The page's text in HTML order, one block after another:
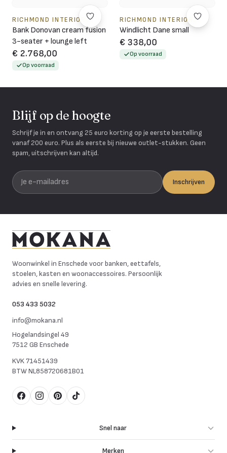
RICHMOND INTERIORS
Bank Donovan cream fusion
3-seater + lounge left
€ 2.768,00
Op voorraad
RICHMOND INTERIORS
Windlicht Dane small
€ 338,00
Op voorraad
Blijf op de hoogte
Schrijf je in en ontvang 25 euro korting op je eerste bestelling
vanaf 200 euro. Plus als eerste bij nieuwe outlet-stukken. Geen
spam, uitschrijven kan altijd.
Je e-mailadres
Inschrijven
Woonwinkel in Enschede voor banken, eettafels,
stoelen, kasten en woonaccessoires. Persoonlijk
advies en snelle levering.
053 433 5032
info@mokana.nl
Hogelandsingel 49
7512 GB Enschede
KVK71451439
BTWNL858720681B01
FacebookInstagram
Pinterest
TikTok
Snel naar
Merken